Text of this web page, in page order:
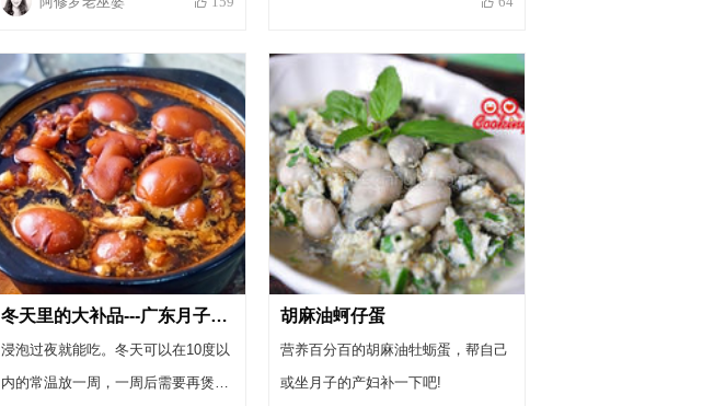
熬出来的粥更入口，也适合产妇吃。
冬天里的大补品---广东月子菜猪脚姜
浸泡过夜就能吃。冬天可以在10度以
内的常温放一周，一周后需要再煲开
胡麻油蚵仔蛋
营养百分百的胡麻油牡蛎蛋，帮自己
或坐月子的产妇补一下吧!